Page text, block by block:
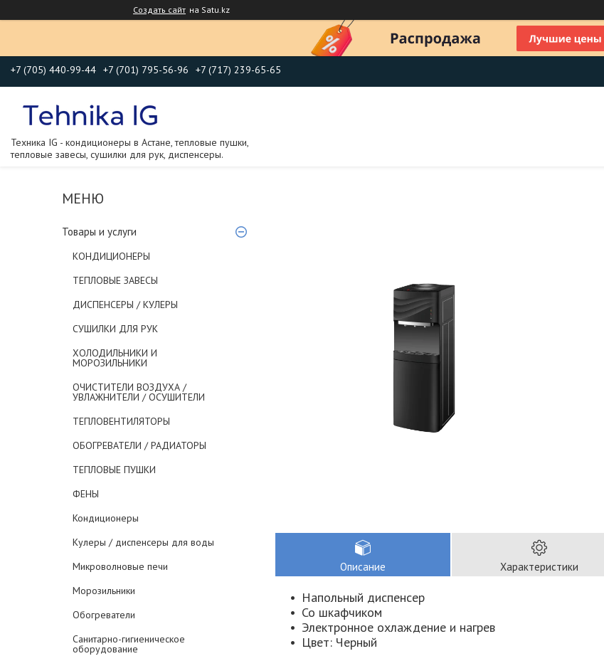
Создать сайт на Satu.kz
+7 (705) 440-99-44 +7 (701) 795-56-96 +7 (717) 239-65-65
Техника IG - кондиционеры в Астане, тепловые пушки,
тепловые завесы, сушилки для рук, диспенсеры.
Товары и услуги
КОНДИЦИОНЕРЫ
ТЕПЛОВЫЕ ЗАВЕСЫ
ДИСПЕНСЕРЫ / КУЛЕРЫ
СУШИЛКИ ДЛЯ РУК
ХОЛОДИЛЬНИКИ И
МОРОЗИЛЬНИКИ
ОЧИСТИТЕЛИ ВОЗДУХА /
УВЛАЖНИТЕЛИ / ОСУШИТЕЛИ
ТЕПЛОВЕНТИЛЯТОРЫ
ОБОГРЕВАТЕЛИ / РАДИАТОРЫ
ТЕПЛОВЫЕ ПУШКИ
ФЕНЫ
Кондиционеры
Кулеры / диспенсеры для воды
Микроволновые печи
Морозильники
Обогреватели
Санитарно-гигиеническое
оборудование
Описание Характеристики
Напольный диспенсер
Со шкафчиком
Электронное охлаждение и нагрев
Цвет: Черный